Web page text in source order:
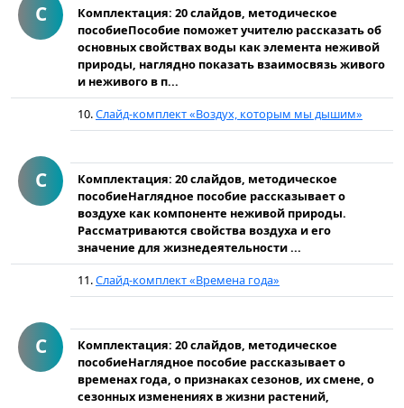
С
Комплектация: 20 слайдов, методическое
пособиеПособие поможет учителю рассказать об
основных свойствах воды как элемента неживой
природы, наглядно показать взаимосвязь живого
и неживого в п...
С
10.Слайд-комплект «Воздух, которым мы дышим»
Комплектация: 20 слайдов, методическое
пособиеНаглядное пособие рассказывает о
воздухе как компоненте неживой природы.
Рассматриваются свойства воздуха и его
значение для жизнедеятельности ...
С
11.Слайд-комплект «Времена года»
Комплектация: 20 слайдов, методическое
пособиеНаглядное пособие рассказывает о
временах года, о признаках сезонов, их смене, о
сезонных изменениях в жизни растений,